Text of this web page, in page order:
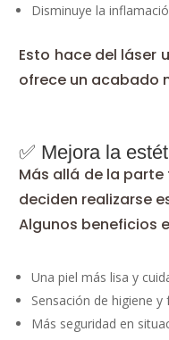
Disminuye la
Esto hace del láser
ofrece un acabado
✅ Mejora la
Más allá de la
deciden realizarse
Algunos beneficios
Una piel más lisa y
Sensación de higiene y
Más seguridad en